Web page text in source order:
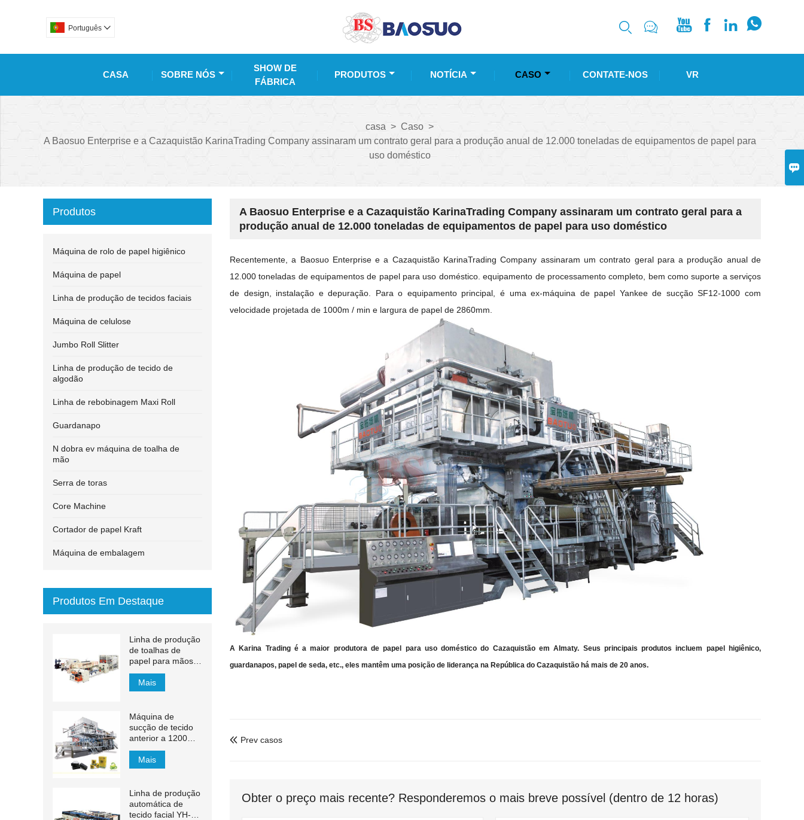

Português       
CASA SOBRE NÓS
SHOW DE
FÁBRICA
PRODUTOS NOTÍCIA CASO CONTATE-NOS VR
casa > Caso >
A Baosuo Enterprise e a Cazaquistão KarinaTrading Company assinaram um contrato geral para a produção anual de 12.000 toneladas de equipamentos de papel para
uso doméstico
A Baosuo Enterprise e a Cazaquistão KarinaTrading Company assinaram um contrato geral para a
produção anual de 12.000 toneladas de equipamentos de papel para uso doméstico
Recentemente, a Baosuo Enterprise e a Cazaquistão KarinaTrading Company assinaram um contrato geral para a produção anual de
12.000 toneladas de equipamentos de papel para uso doméstico. equipamento de processamento completo, bem como suporte a serviços
de design, instalação e depuração. Para o equipamento principal, é uma ex-máquina de papel Yankee de sucção SF12-1000 com
velocidade projetada de 1000m / min e largura de papel de 2860mm.
A Karina Trading é a maior produtora de papel para uso doméstico do Cazaquistão em Almaty. Seus principais produtos incluem papel higiênico,
guardanapos, papel de seda, etc., eles mantêm uma posição de liderança na República do Cazaquistão há mais de 20 anos.
 Prev casos
Obter o preço mais recente? Responderemos o mais breve possível (dentro de 12 horas)
Produtos
Máquina de rolo de papel higiênico
Máquina de papel
Linha de produção de tecidos faciais
Máquina de celulose
Jumbo Roll Slitter
Linha de produção de tecido de
algodão
Linha de rebobinagem Maxi Roll
Guardanapo
N dobra ev máquina de toalha de
mão
Serra de toras
Core Machine
Cortador de papel Kraft
Máquina de embalagem
Produtos Em Destaque
Linha de produção
de toalhas de
papel para mãos
com transferência
automática MJN-
PL
Mais
Máquina de
sucção de tecido
anterior a 1200m /
min
Mais
Linha de produção
automática de
tecido facial YH-